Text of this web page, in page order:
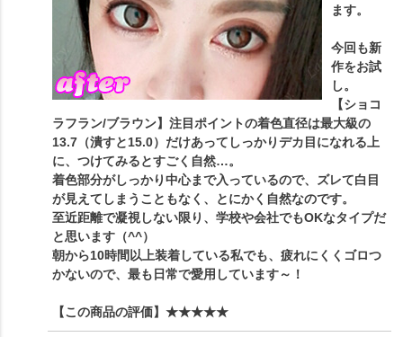
ます。
今回も新
作をお試
し。
【ショコ
ラフラン/ブラウン】注目ポイントの着色直径は最大級の
13.7（潰すと15.0）だけあってしっかりデカ目になれる上
に、つけてみるとすごく自然…。
着色部分がしっかり中心まで入っているので、ズレて白目
が見えてしまうこともなく、とにかく自然なのです。
至近距離で凝視しない限り、学校や会社でもOKなタイプだ
と思います（^^）
朝から10時間以上装着している私でも、疲れにくくゴロつ
かないので、最も日常で愛用しています～！
【この商品の評価】 ★★★★★